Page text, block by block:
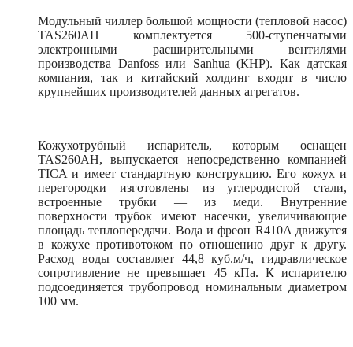
Модульный чиллер большой мощности (тепловой насос)
TAS260AH комплектуется 500-ступенчатыми
электронными расширительными вентилями
производства Danfoss или Sanhua (КНР). Как датская
компания, так и китайский холдинг входят в число
крупнейших производителей данных агрегатов.
Кожухотрубный испаритель, которым оснащен
TAS260AH, выпускается непосредственно компанией
TICA и имеет стандартную конструкцию. Его кожух и
перегородки изготовлены из углеродистой стали,
встроенные трубки — из меди. Внутренние
поверхности трубок имеют насечки, увеличивающие
площадь теплопередачи. Вода и фреон R410A движутся
в кожухе противотоком по отношению друг к другу.
Расход воды составляет 44,8 куб.м/ч, гидравлическое
сопротивление не превышает 45 кПа. К испарителю
подсоединяется трубопровод номинальным диаметром
100 мм.